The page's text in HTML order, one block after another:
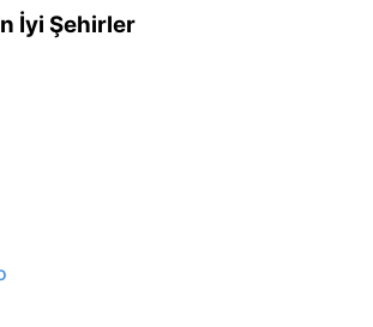
İyi Şehirler